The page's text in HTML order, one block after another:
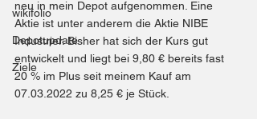
wikifolio
Depotupdate
Ziele
neu in mein Depot aufgenommen. Eine
Aktie ist unter anderem die Aktie NIBE
Industrier. Bisher hat sich der Kurs gut
entwickelt und liegt bei 9,80 € bereits fast
20 % im Plus seit meinem Kauf am
07.03.2022 zu 8,25 € je Stück.